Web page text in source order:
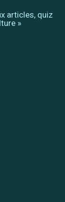
articles, quiz
»